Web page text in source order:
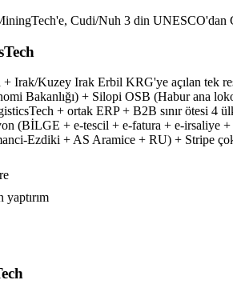
Cudi/Nuh 3 din
Kuzey Irak Erbil KRG'ye açılan tek
Bakanlığı) + Silopi OSB (Habur ana
+ ortak ERP + B2B sınır ötesi
(BİLGE + e-tescil + e-fatura + e-
Ezdiki + AS Aramice + RU) + Stripe